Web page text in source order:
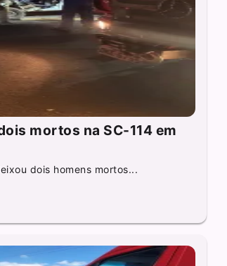
mortos na SC-114 em
dois homens mortos...